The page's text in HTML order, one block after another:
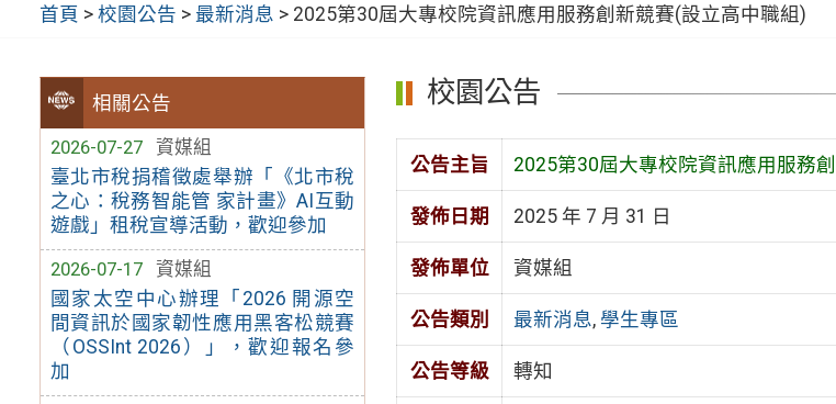
首頁 >校園公告 > 最新消息 > 2025第30屆大專校院資訊應用服務創新競賽(設立高中職組)
相關公告
2026-07-27
資媒組
臺北市稅捐稽徵處舉辦「《北市稅
之心：稅務智能管 家計畫》AI互動
遊戲」租稅宣導活動，歡迎參加
2026-07-17
資媒組
國家太空中心辦理「2026 開源空
間資訊於國家韌性應用黑客松競賽
（OSSInt 2026）」，歡迎報名參
加
校園公告
公告主旨 2025第30屆大專校院資訊應用服務
發佈日期 2025 年 7 月 31 日
發佈單位 資媒組
公告類別 最新消息, 學生專區
公告等級 轉知